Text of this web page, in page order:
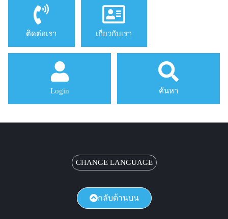
ติดต่อเรา เกี่ยวกับเรา
Login ค้นหา
CHANGE LANGUAGE
กลับด้านบน